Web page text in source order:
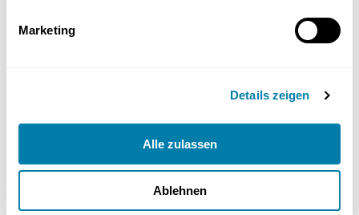
Marketing
Details zeigen
Alle zulassen
Ablehnen
Effizienz des Modells und der Bauweise des Hauses ab.
Effizienz von 4,1 im Vergleich zu Außenluft-Wärmepumpen mit 3,1.
bei Wärmepumpen. Eine Photovoltaikanlage kann helfen, den
Stromverbrauch für die Wärmepumpe erheblich zu senken. Ein
hydraulischer Abgleich der Heizung trägt dazu bei, den